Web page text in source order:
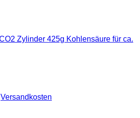
Versandkosten